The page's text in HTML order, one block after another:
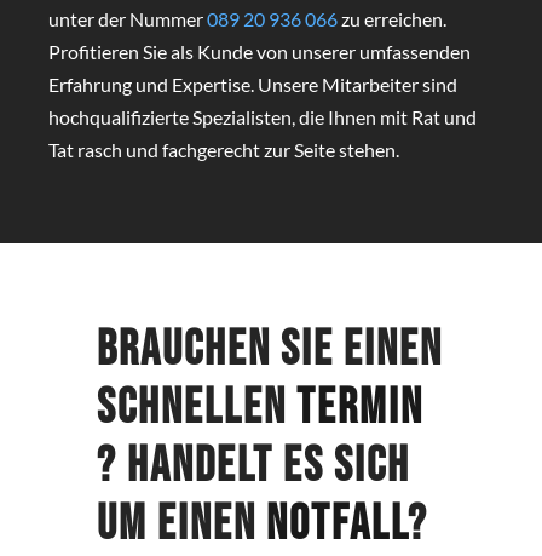
unter der Nummer089 20 936 066zu erreichen.
Profitieren Sie als Kunde von unserer umfassenden
Erfahrung und Expertise. Unsere Mitarbeiter sind
hochqualifizierte Spezialisten, die Ihnen mit Rat und
Tat rasch und fachgerecht zur Seite stehen.
Brauchen Sie einen
schnellen Termin
? Handelt es sich
um einen Notfall?